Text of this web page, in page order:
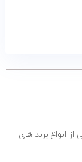
انواع برند های